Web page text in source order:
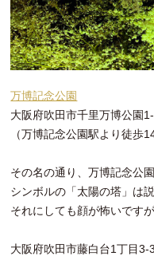
万博記念公園
大阪府吹田市千里万博公園1-
（万博記念公園駅より徒歩
その名の通り、万博記念公
シンボルの「太陽の塔」は
それにしても顔が怖いです
大阪府吹田市藤白台1丁目3-